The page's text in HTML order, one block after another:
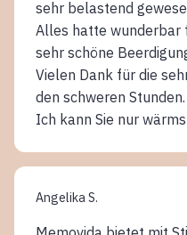
sehr belastend
Alles hatte wunderbar
sehr schöne
Vielen Dank für die
den schweren Stunden.
Ich kann Sie nur
Angelika S.